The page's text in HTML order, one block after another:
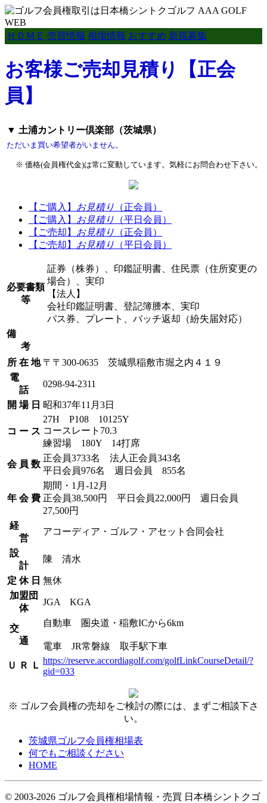
ＨＯＭＥ 売買情報 相場情報 おすすめ 新規募集
お客様ご売却見積り【正会
員】
▼ 土浦カントリー倶楽部（茨城県）
ただいま買い希望者がいません。
※ 価格(会員権代金)は常に変動しています。気軽にお問合わせ下さい。
【ご購入】 お見積り （正会員）
【ご購入】
お見積り （平日会員）
【ご売却】
お見積り （正会員）
【ご売却】
お見積り （平日会員）
必要書類
等
証券（株券）、印鑑証明書、住民票（住所変更の
場合）、実印
【法人】
会社印鑑証明書、登記簿謄本、実印
パス券、プレート、バッチ返却（紛失届対応）
備
考
所 在 地 〒〒300-0635 茨城県稲敷市堀之内４１９
電
話
0298-94-2311
開 場 日 昭和37年11月3日
コ ー ス
27H P108 10125Y
コースレート70.3
練習場 180Y 14打席
会 員 数
正会員3733名 法人正会員343名
平日会員976名 週日会員 855名
年 会 費
期間・1月-12月
正会員38,500円 平日会員22,000円 週日会員
27,500円
経
営
アコーディア・ゴルフ・アセット合同会社
設
計
陳 清水
定 休 日 無休
加盟団
体
JGA KGA
交
通
自動車 圏央道・稲敷ICから6km
電車 JR常磐線 取手駅下車
Ｕ Ｒ Ｌ https://reserve.accordiagolf.com/golfLinkCourseDetail/?
gid=033
※ ゴルフ会員権の売却をご検討の際には、まずご相談下さ
い。
茨城県ゴルフ会員権相場表
何でもご相談ください
HOME
© 2003-2026 ゴルフ会員権相場情報・売買 日本橋シントクゴ